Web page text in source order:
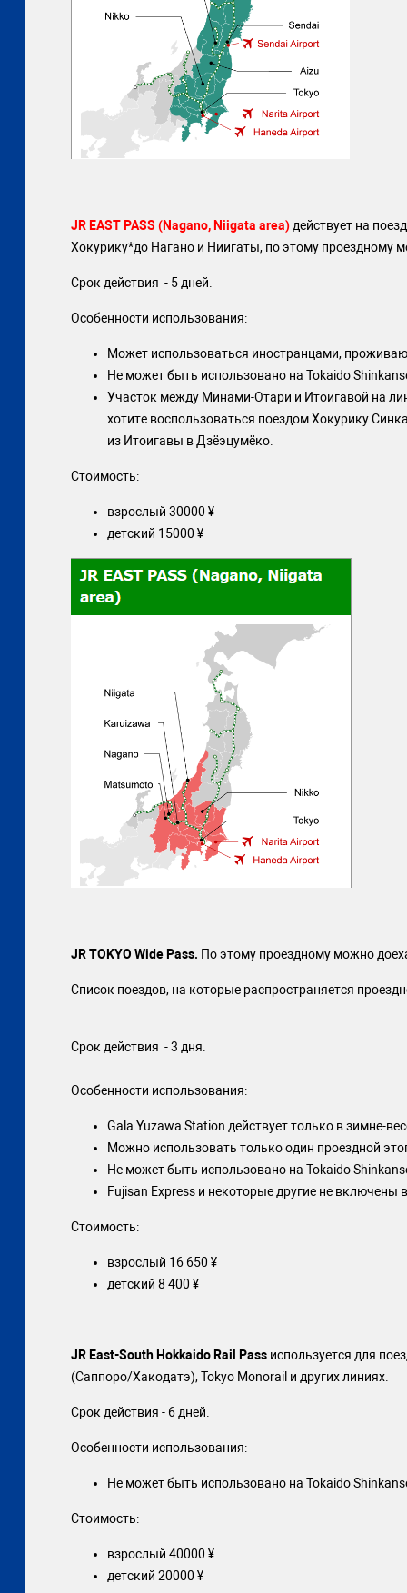
JR EAST PASS (Nagano, Niigata area)действует на
Хокурику*до Нагано и Ниигаты, по этому проездному
Срок действия - 5 дней.
Особенности использования:
Может использоваться иностранцами,
Не может быть использовано на Tokaido
Участок между Минами-Отари и Итоигавой на
хотите воспользоваться поездом Хокурику
из Итоигавы в Дзёэцумёко.
Стоимость:
взрослый 30000 ¥
детский 15000 ¥
JR TOKYO Wide Pass. По этому проездному можно
Список поездов, на которые распространяется
Срок действия - 3 дня.
Особенности использования:
Gala Yuzawa Station действует только в зимне-
Можно использовать только один проездной
Не может быть использовано на Tokaido
Fujisan Express и некоторые другие не включены
Стоимость:
взрослый 16 650 ¥
детский 8 400 ¥
JR East-South Hokkaido Rail Pass используется для
(Саппоро/Хакодатэ), Tokyo Monorail и других линиях.
Срок действия - 6 дней.
Особенности использования:
Не может быть использовано на Tokaido
Стоимость:
взрослый 40000 ¥
детский 20000 ¥